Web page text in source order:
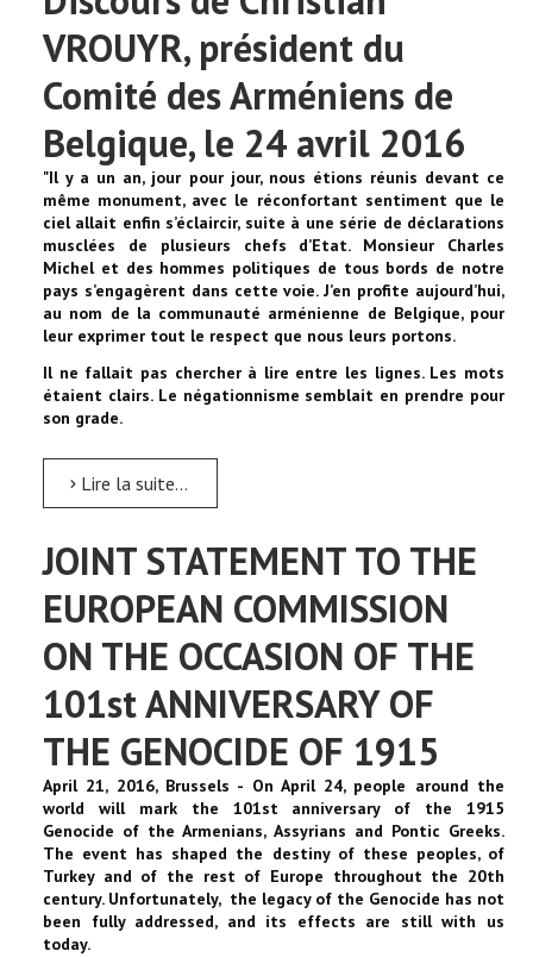
VROUYR, président du
Comité des Arméniens de
Belgique, le 24 avril 2016
"Il y a un an, jour pour jour, nous étions réunis devant ce
même monument, avec le réconfortant sentiment que le
ciel allait enfin s’éclaircir, suite à une série de déclarations
musclées de plusieurs chefs d’Etat. Monsieur Charles
Michel et des hommes politiques de tous bords de notre
pays s’engagèrent dans cette voie. J’en profite aujourd’hui,
au nom de la communauté arménienne de Belgique, pour
leur exprimer tout le respect que nous leurs portons.
Il ne fallait pas chercher à lire entre les lignes. Les mots
étaient clairs. Le négationnisme semblait en prendre pour
son grade.
Lire la suite...
JOINT STATEMENT TO THE
EUROPEAN COMMISSION
ON THE OCCASION OF THE
101st ANNIVERSARY OF
THE GENOCIDE OF 1915
April 21, 2016, Brussels - On April 24, people around the
world will mark the 101st anniversary of the 1915
Genocide of the Armenians, Assyrians and Pontic Greeks.
The event has shaped the destiny of these peoples, of
Turkey and of the rest of Europe throughout the 20th
century. Unfortunately, the legacy of the Genocide has not
been fully addressed, and its effects are still with us
today.